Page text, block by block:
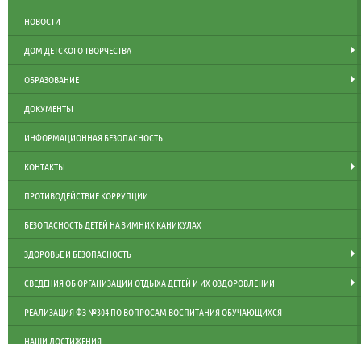
НОВОСТИ
ДОМ ДЕТСКОГО ТВОРЧЕСТВА
ОБРАЗОВАНИЕ
ДОКУМЕНТЫ
ИНФОРМАЦИОННАЯ БЕЗОПАСНОСТЬ
КОНТАКТЫ
ПРОТИВОДЕЙСТВИЕ КОРРУПЦИИ
БЕЗОПАСНОСТЬ ДЕТЕЙ НА ЗИМНИХ КАНИКУЛАХ
ЗДОРОВЬЕ И БЕЗОПАСНОСТЬ
СВЕДЕНИЯ ОБ ОРГАНИЗАЦИИ ОТДЫХА ДЕТЕЙ И ИХ ОЗДОРОВЛЕНИИ
РЕАЛИЗАЦИЯ ФЗ №304 ПО ВОПРОСАМ ВОСПИТАНИЯ ОБУЧАЮЩИХСЯ
НАШИ ДОСТИЖЕНИЯ